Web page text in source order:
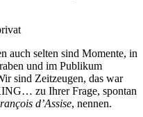
auch selten sind Momente, in
und im Publikum
sind Zeitzeugen, das war
zu Ihrer Frage, spontan
d’Assise, nennen.